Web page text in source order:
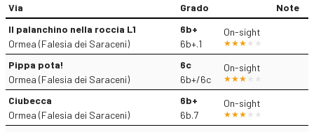
Via Grado
Note
Il palanchino nella roccia L1
Ormea (Falesia dei Saraceni)
6b+
6b+.1
On-sight
Pippa pota!
Ormea (Falesia dei Saraceni)
6c
6b+/6c
On-sight
Ciubecca
Ormea (Falesia dei Saraceni)
6b+
6b.7
On-sight